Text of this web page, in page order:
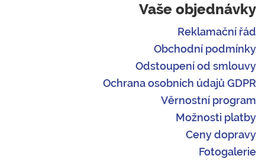
Vaše objednávky
Reklamační řád
Obchodní podmínky
Odstoupení od smlouvy
Ochrana osobních údajů GDPR
Věrnostní program
Možnosti platby
Ceny dopravy
Fotogalerie